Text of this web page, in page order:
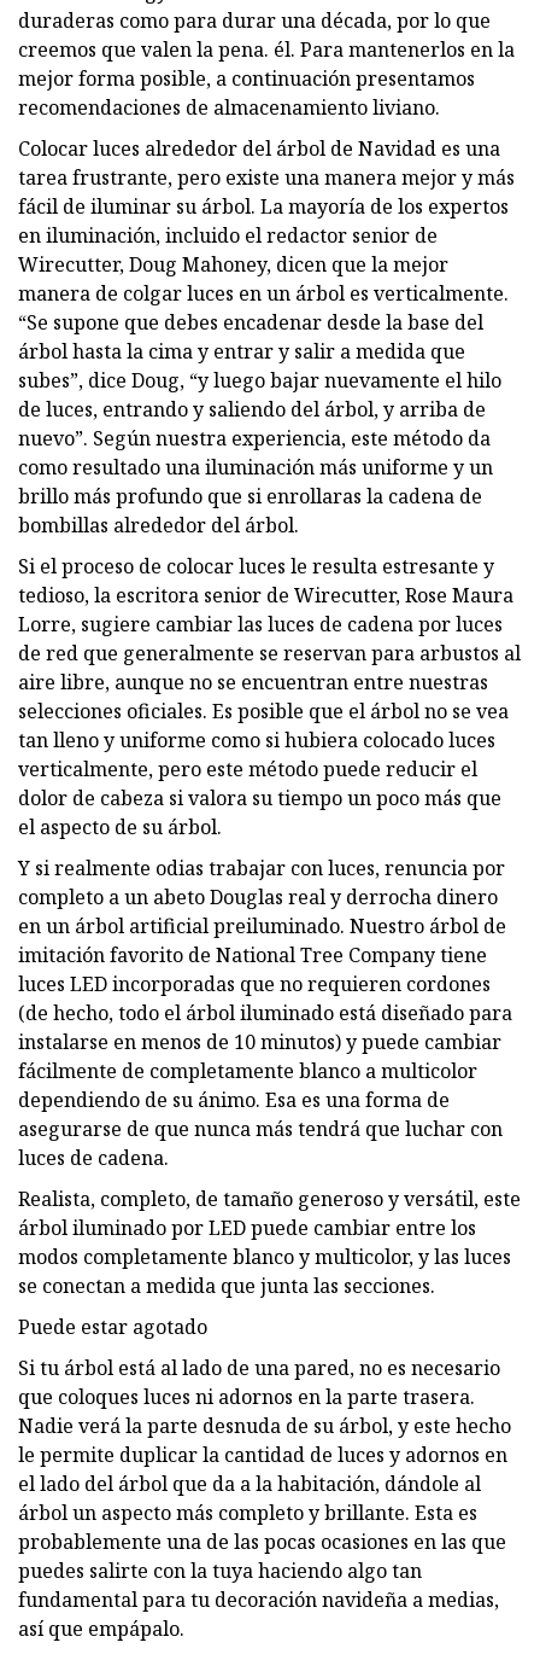
duraderas como para durar una década, por lo que
creemos que valen la pena. él. Para mantenerlos en la
mejor forma posible, a continuación presentamos
recomendaciones de almacenamiento liviano.
Colocar luces alrededor del árbol de Navidad es una
tarea frustrante, pero existe una manera mejor y más
fácil de iluminar su árbol. La mayoría de los expertos
en iluminación, incluido el redactor senior de
Wirecutter, Doug Mahoney, dicen que la mejor
manera de colgar luces en un árbol es verticalmente.
“Se supone que debes encadenar desde la base del
árbol hasta la cima y entrar y salir a medida que
subes”, dice Doug, “y luego bajar nuevamente el hilo
de luces, entrando y saliendo del árbol, y arriba de
nuevo”. Según nuestra experiencia, este método da
como resultado una iluminación más uniforme y un
brillo más profundo que si enrollaras la cadena de
bombillas alrededor del árbol.
Si el proceso de colocar luces le resulta estresante y
tedioso, la escritora senior de Wirecutter, Rose Maura
Lorre, sugiere cambiar las luces de cadena por luces
de red que generalmente se reservan para arbustos al
aire libre, aunque no se encuentran entre nuestras
selecciones oficiales. Es posible que el árbol no se vea
tan lleno y uniforme como si hubiera colocado luces
verticalmente, pero este método puede reducir el
dolor de cabeza si valora su tiempo un poco más que
el aspecto de su árbol.
Y si realmente odias trabajar con luces, renuncia por
completo a un abeto Douglas real y derrocha dinero
en un árbol artificial preiluminado. Nuestro árbol de
imitación favorito de National Tree Company tiene
luces LED incorporadas que no requieren cordones
(de hecho, todo el árbol iluminado está diseñado para
instalarse en menos de 10 minutos) y puede cambiar
fácilmente de completamente blanco a multicolor
dependiendo de su ánimo. Esa es una forma de
asegurarse de que nunca más tendrá que luchar con
luces de cadena.
Realista, completo, de tamaño generoso y versátil, este
árbol iluminado por LED puede cambiar entre los
modos completamente blanco y multicolor, y las luces
se conectan a medida que junta las secciones.
Puede estar agotado
Si tu árbol está al lado de una pared, no es necesario
que coloques luces ni adornos en la parte trasera.
Nadie verá la parte desnuda de su árbol, y este hecho
le permite duplicar la cantidad de luces y adornos en
el lado del árbol que da a la habitación, dándole al
árbol un aspecto más completo y brillante. Esta es
probablemente una de las pocas ocasiones en las que
puedes salirte con la tuya haciendo algo tan
fundamental para tu decoración navideña a medias,
así que empápalo.